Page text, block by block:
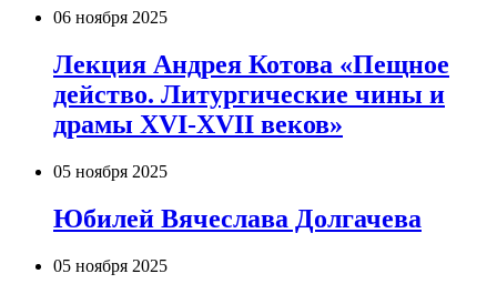
06 ноября 2025
Лекция Андрея Котова «Пещное
действо. Литургические чины и
драмы XVI-XVII веков»
05 ноября 2025
Юбилей Вячеслава Долгачева
05 ноября 2025